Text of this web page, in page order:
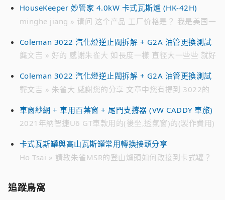
HouseKeeper 妙管家 4.0kW 卡式瓦斯爐 (HK-42H)
minghe jiang » 请问 这个产品 工厂价格是？ 我是美国一
ID : jmh****** 电话 ： 718 791 ****
Coleman 3022 汽化燈逆止閥拆解 + G2A 油管更換測試
龔文吉 » 好的 感謝朱雀大 如長度一樣 直徑大一些些 就好
時候 貴不少 感恩
Coleman 3022 汽化燈逆止閥拆解 + G2A 油管更換測試
龔文吉 » 朱雀大 感謝您的分享 文章中您有提到 3022的
日亞 有看到226-2991編號的油管 不知有無通用 感恩
車窗紗網 + 車用百葉窗 + 尾門支撐器 (VW CADDY 車旅)
2021年納智捷U6 GT車款用的(後坐,透氣窗)的(製作費用)
(製作費用)。 請問：多少? Line 0952xxx7xx 李小姐
卡式瓦斯罐與高山瓦斯罐常用轉換接頭分享
Ho Tsai » 請教朱雀MSR的登山爐頭如何改接到卡式罐？
追蹤鳥窩